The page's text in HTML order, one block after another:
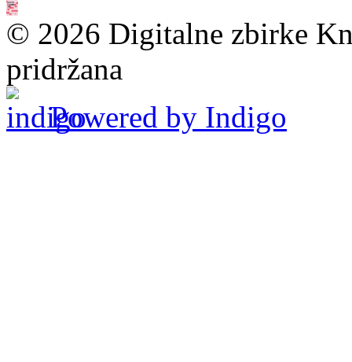
© 2026 Digitalne zbirke
pridržana
Powered by Indigo